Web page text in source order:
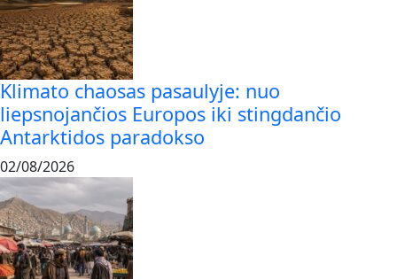
Klimato chaosas pasaulyje: nuo
liepsnojančios Europos iki stingdančio
Antarktidos paradokso
02/08/2026